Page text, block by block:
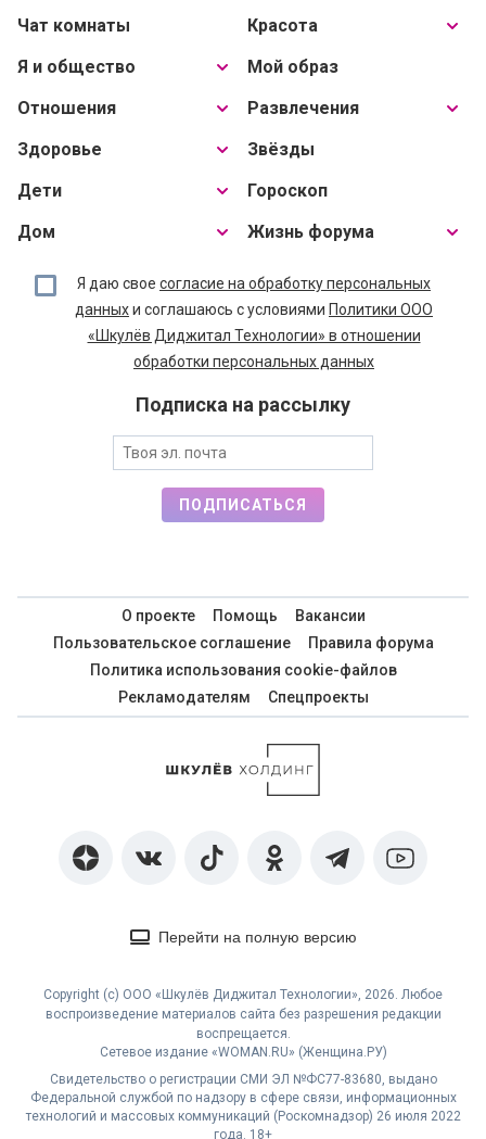
Чат комнаты
Я и общество
Отношения
Здоровье
Дети
Дом
Красота
Мой образ
Развлечения
Звёзды
Гороскоп
Жизнь форума
Я даю свое согласие на обработку персональных
данныхи соглашаюсь с условиями Политики ООО
«Шкулёв Диджитал Технологии» в отношении
обработки персональных данных
Подписка на рассылку
ПОДПИСАТЬСЯ
О проекте Помощь
Вакансии
Пользовательское соглашение
Правила форума
Политика использования cookie-файлов
Рекламодателям
Спецпроекты
Перейти на полную версию
Copyright (с) ООО «Шкулёв Диджитал Технологии», 2026. Любое
воспроизведение материалов сайта без разрешения редакции
воспрещается.
Сетевое издание «WOMAN.RU» (Женщина.РУ)
Свидетельство о регистрации СМИ ЭЛ №ФС77-83680, выдано
Федеральной службой по надзору в сфере связи, информационных
технологий и массовых коммуникаций (Роскомнадзор) 26 июля 2022
года. 18+